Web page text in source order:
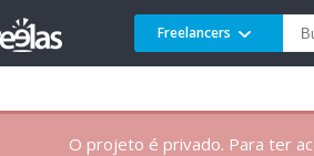
Freelancers
O projeto é privado. Para ter